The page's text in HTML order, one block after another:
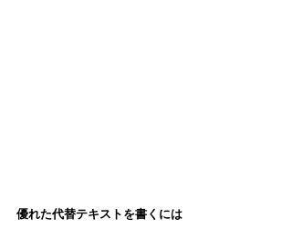
優れた代替テキストを書くには